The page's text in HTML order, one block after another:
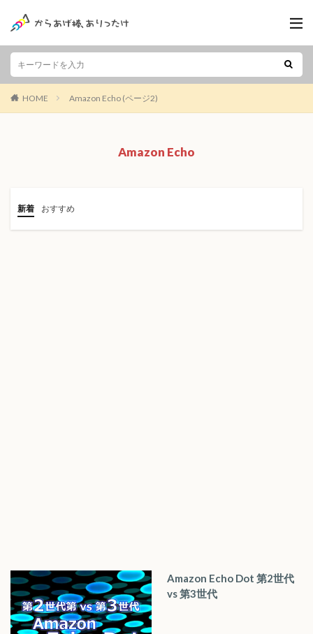
HOME Amazon Echo (ページ2)
Amazon Echo
新着 おすすめ
Amazon Echo Dot 第2世代
vs 第3世代